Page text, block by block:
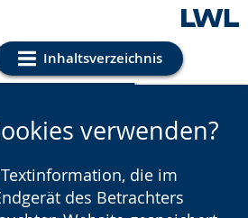
Inhaltsverzeichnis
Einstellungen
verwenden?
die im
des Betrachters